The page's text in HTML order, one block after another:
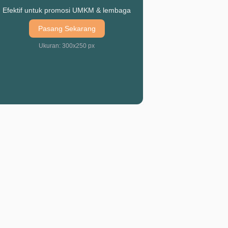
Efektif untuk promosi UMKM & lembaga
Pasang Sekarang
Ukuran: 300x250 px